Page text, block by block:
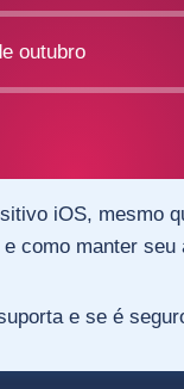
outubro
iOS, mesmo
como manter
e se é